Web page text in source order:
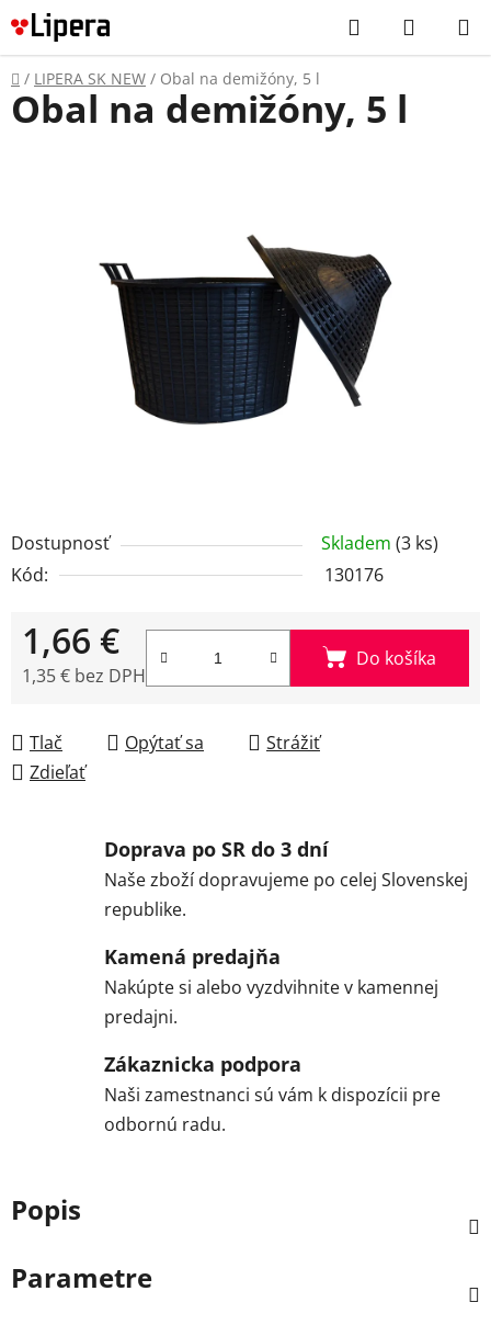
Prejsť
na
obsah
Hľadať
KOŠÍK
Domov
/ LIPERA SK NEW / Obal na demižóny, 5 l
Dostupnosť Skladem (3 ks)
Kód:
130176
1,66 €
1,35 € bez DPH
Do košíka
Tlač Opýtať sa
Strážiť
Zdieľať
Obal na demižóny, 5 l
Doprava po SR do 3 dní
Naše zboží dopravujeme po celej Slovenskej
republike.
Kamená predajňa
Nakúpte si alebo vyzdvihnite v kamennej
predajni.
Zákaznicka podpora
Naši zamestnanci sú vám k dispozícii pre
odbornú radu.
Popis
Parametre